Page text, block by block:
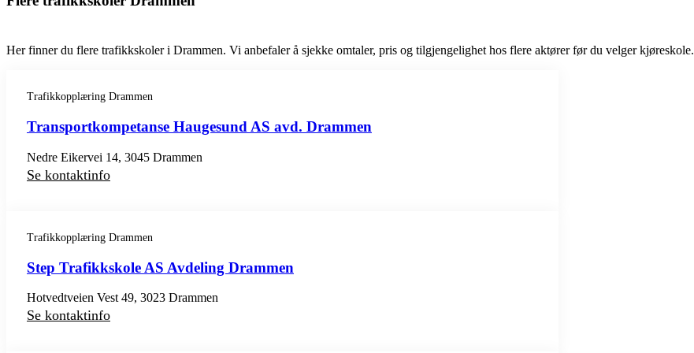
Her finner du flere trafikkskoler i Drammen. Vi anbefaler å sjekke omtaler, pris og tilgjengelighet hos flere aktører før du velger kjøreskole.
Trafikkopplæring Drammen
Transportkompetanse Haugesund AS avd. Drammen
Nedre Eikervei 14, 3045 Drammen
Se kontaktinfo
Trafikkopplæring Drammen
Step Trafikkskole AS Avdeling Drammen
Hotvedtveien Vest 49, 3023 Drammen
Se kontaktinfo